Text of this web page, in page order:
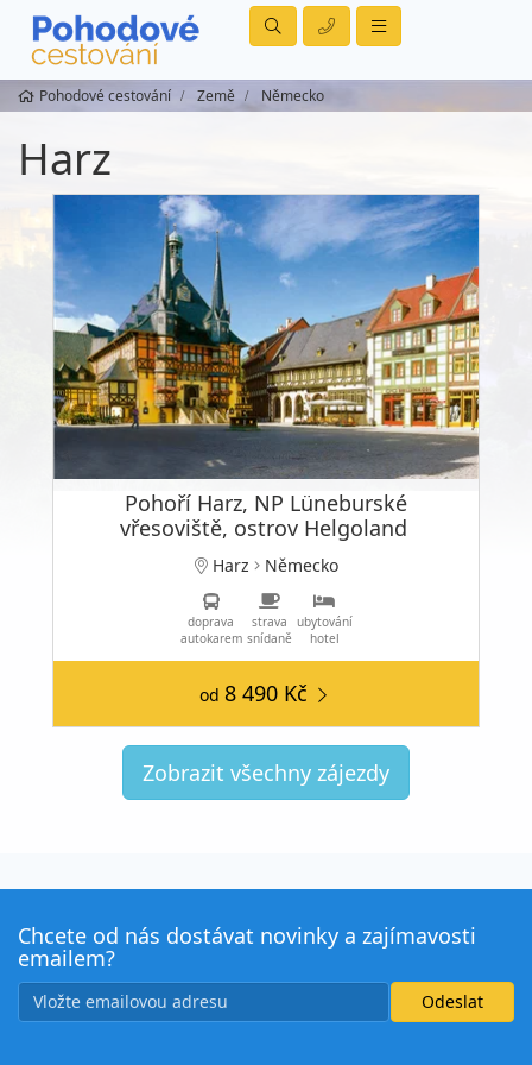
Pohodové cestování Země Německo
Harz
Pohoří Harz, NP Lüneburské
vřesoviště, ostrov Helgoland
Harz Německo
doprava
autokarem
strava
snídaně
ubytování
hotel
od 8 490 Kč
Zobrazit všechny zájezdy
Chcete od nás dostávat novinky a zajímavosti
emailem?